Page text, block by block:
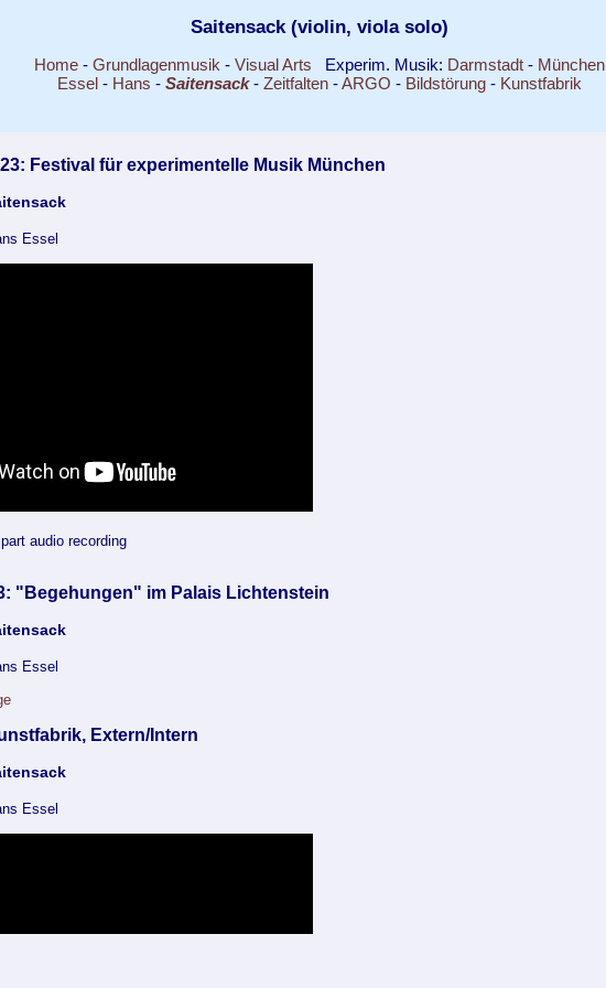
Saitensack (violin, viola solo)
Home - Grundlagenmusik - Visual Arts Experim. Musik: Darmstadt - München
Essel - Hans - Saitensack- Zeitfalten -ARGO - Bildstörung - Kunstfabrik
Festival für experimentelle Musik München
Essel
audio recording
"Begehungen" im Palais Lichtenstein
Essel
Extern/Intern
Essel